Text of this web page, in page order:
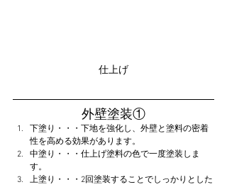
仕上げ
外壁塗装①
下塗り・・・下地を強化し、外壁と塗料の密着
性を高める効果があります。
中塗り・・・仕上げ塗料の色で一度塗装しま
す。
上塗り・・・2回塗装することでしっかりとした